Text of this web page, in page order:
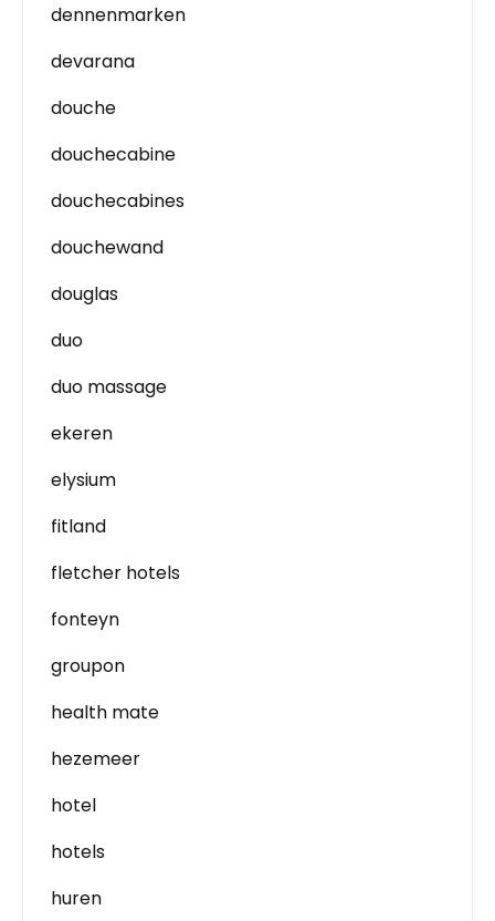
dennenmarken
devarana
douche
douchecabine
douchecabines
douchewand
douglas
duo
duo massage
ekeren
elysium
fitland
fletcher hotels
fonteyn
groupon
health mate
hezemeer
hotel
hotels
huren